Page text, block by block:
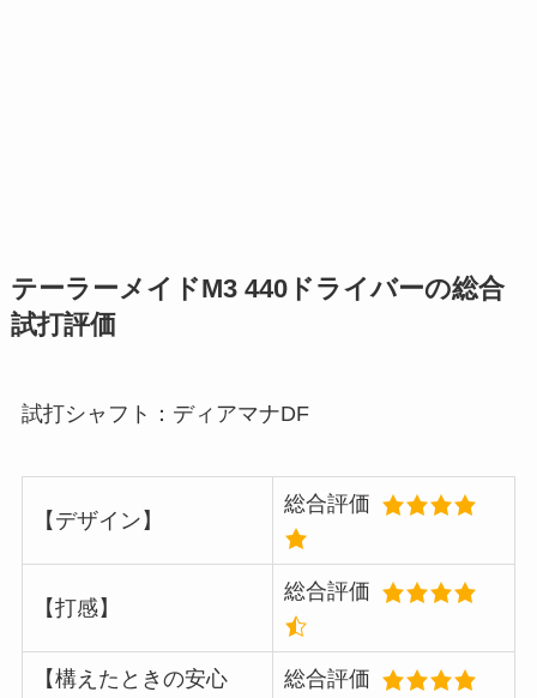
テーラーメイドM3 440ドライバーの総合
試打評価
試打シャフト：ディアマナDF
【デザイン】
総合評価
【打感】
総合評価
【構えたときの安心
総合評価